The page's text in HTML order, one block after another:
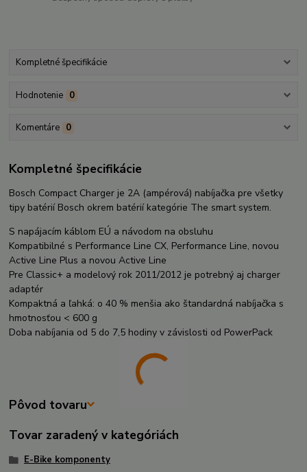
Kompletné špecifikácie
Hodnotenie 0
Komentáre 0
Kompletné špecifikácie
Bosch Compact Charger je 2A (ampérová) nabíjačka pre všetky
tipy batérií Bosch okrem batérií kategórie The smart system.
S napájacím káblom EÚ a návodom na obsluhu
Kompatibilné s Performance Line CX, Performance Line, novou
Active Line Plus a novou Active Line
Pre Classic+ a modelový rok 2011/2012 je potrebný aj charger
adaptér
Kompaktná a ľahká: o 40 % menšia ako štandardná nabíjačka s
hmotnosťou < 600 g
Doba nabíjania od 5 do 7,5 hodiny v závislosti od PowerPack
Pôvod tovaru
Tovar zaradený v kategóriách
E-Bike komponenty